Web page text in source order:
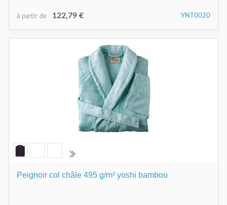
à partir de 122,79 € YNT0020
Peignoir col châle 495 g/m² yoshi bambou